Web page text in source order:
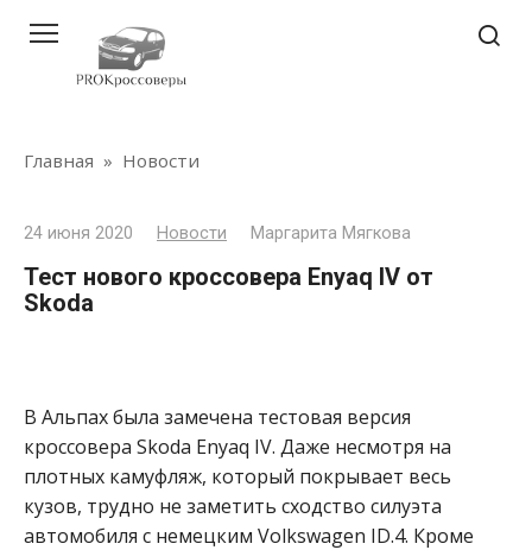
контенту
Главная » Новости
24 июня 2020 Новости Маргарита Мягкова
Тест нового кроссовера Enyaq IV от
Skoda
В Альпах была замечена тестовая версия
кроссовера Skoda Enyaq IV. Даже несмотря на
плотных камуфляж, который покрывает весь
кузов, трудно не заметить сходство силуэта
автомобиля с немецким Volkswagen ID.4. Кроме